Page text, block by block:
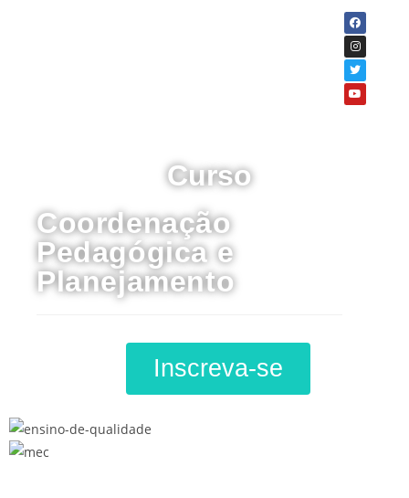
Curso
Coordenação
Pedagógica e
Planejamento
Inscreva-se